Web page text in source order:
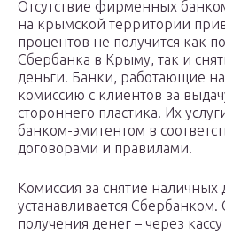
Отсутствие фирменных
на крымской территории
процентов не получится как
Сбербанка в Крыму, так и
деньги. Банки, работающие
комиссию с клиентов за
стороннего пластика. Их
банком-эмитентом в
договорами и правилами.
Комиссия за снятие наличных
устанавливается Сбербанком.
получения денег – через